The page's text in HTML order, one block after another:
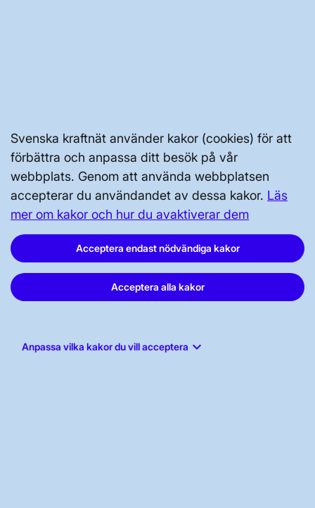
Svenska kraftnät använder kakor (cookies) för att
förbättra och anpassa ditt besök på vår
webbplats. Genom att använda webbplatsen
accepterar du användandet av dessa kakor. Läs
mer om kakor och hur du avaktiverar dem
Acceptera endast nödvändiga kakor
Acceptera alla kakor
Anpassa vilka kakor du vill acceptera keyboard_arrow_down
Prenumerera
Vår dataskyddspolicy
Tillgänglighetsredogörelse